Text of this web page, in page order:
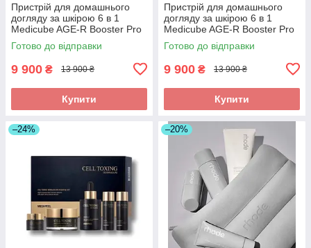
Пристрій для домашнього
догляду за шкірою 6 в 1
Medicube AGE-R Booster Pro
Готово до відправки
9 900 ₴ 13 900 ₴
Купити
Пристрій для домашнього
догляду за шкірою 6 в 1
Medicube AGE-R Booster Pro
Готово до відправки
9 900 ₴ 13 900 ₴
Купити
–24% –20%